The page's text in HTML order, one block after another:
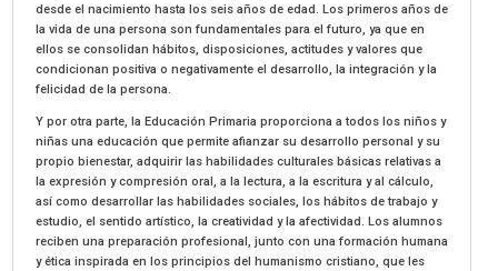
desde el nacimiento hasta los seis años de edad. Los primeros años de
la vida de una persona son fundamentales para el futuro, ya que en
ellos se consolidan hábitos, disposiciones, actitudes y valores que
condicionan positiva o negativamente el desarrollo, la integración y la
felicidad de la persona.
Y por otra parte, la Educación Primaria proporciona a todos los niños y
niñas una educación que permite afianzar su desarrollo personal y su
propio bienestar, adquirir las habilidades culturales básicas relativas a
la expresión y compresión oral, a la lectura, a la escritura y al cálculo,
así como desarrollar las habilidades sociales, los hábitos de trabajo y
estudio, el sentido artístico, la creatividad y la afectividad. Los alumnos
reciben una preparación profesional, junto con una formación humana
y ética inspirada en los principios del humanismo cristiano, que les